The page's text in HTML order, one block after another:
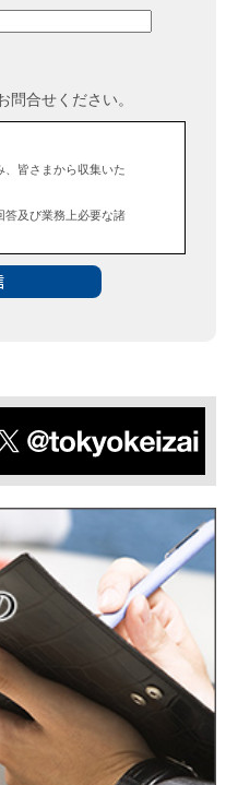
合せください。
、皆さまから収集いた
答及び業務上必要な諸
個人情報をご提供いた
できない場合があり
通知・開示・訂正・
ございましたら、本
タの通知・開示・訂
請求に応じます。
、パスポート何れかの
任状」（代理人による
にお送り下さい。
談窓口＞
目5-11（第一東経ビ